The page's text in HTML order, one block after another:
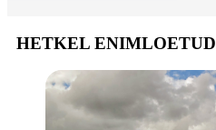
HETKEL ENIMLOETUD